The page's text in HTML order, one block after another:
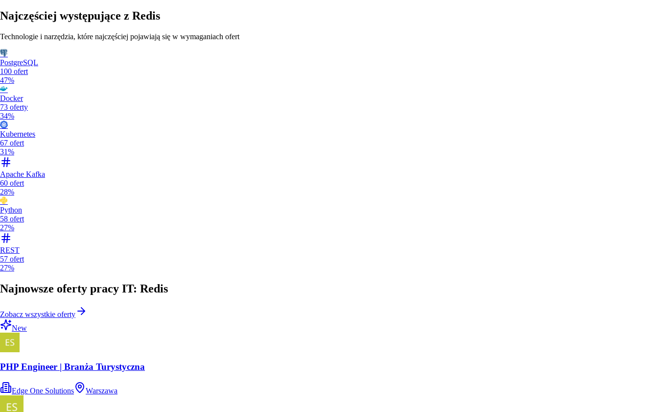
Najczęściej występujące z Redis
Technologie i narzędzia, które najczęściej pojawiają się w wymaganiach ofert
PostgreSQL
100 ofert
47%
Docker
73 oferty
34%
Kubernetes
67 ofert
31%
Apache Kafka
60 ofert
28%
Python
58 ofert
27%
REST
57 ofert
27%
Najnowsze oferty pracy IT: Redis
Zobacz wszystkie oferty
New
PHP Engineer | Branża Turystyczna
Edge One Solutions Warszawa